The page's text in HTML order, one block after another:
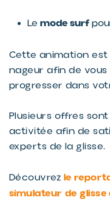
Le mode surf
Cette animation
nageur afin de
progresser dans
Plusieurs offres
activitée afin de
experts de la glisse.
Découvrez le
simulateur de